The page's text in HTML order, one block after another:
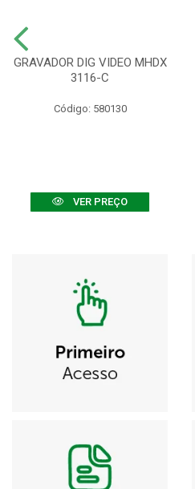
GRAVADOR DIG VIDEO MHDX
3116-C
Código: 580130
VER PREÇO